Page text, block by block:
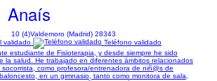
Anaís
10 (4)Valdemoro (Madrid) 28343
validado
Teléfono validado
estudiante de Fisioterapia, y desde siempre he sido
la salud. He trabajado en diferentes ámbitos relacionados
como profesora/entrenadora de niñ@s de
en un gimnasio, tanto como monitora de sala,